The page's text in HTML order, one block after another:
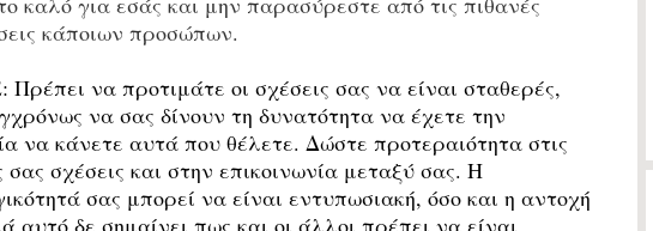
κάποιων προσώπων.
Πρέπει να προτιμάτε οι σχέσεις σας να είναι σταθερές,
να σας δίνουν τη δυνατότητα να έχετε την
να κάνετε αυτά που θέλετε. Δώστε προτεραιότητα στις
σας σχέσεις και στην επικοινωνία μεταξύ σας. Η
σας μπορεί να είναι εντυπωσιακή, όσο και η αντοχή
αυτό δε σημαίνει πως και οι άλλοι πρέπει να είναι